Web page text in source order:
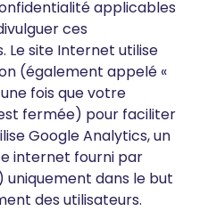
applicables
ces
Le site Internet utilise
(également appelé «
fois que votre
fermée) pour faciliter
Google Analytics, un
internet fourni par
uniquement dans le but
des utilisateurs.